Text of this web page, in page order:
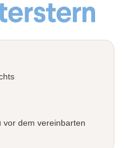
vor dem vereinbarten